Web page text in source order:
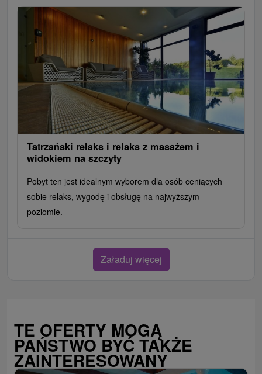
Tatrzański relaks i relaks z masażem i
widokiem na szczyty
Pobyt ten jest idealnym wyborem dla osób ceniących
sobie relaks, wygodę i obsługę na najwyższym
poziomie.
Załaduj więcej
TE OFERTY MOGĄ
PAŃSTWO BYĆ TAKŻE
ZAINTERESOWANY